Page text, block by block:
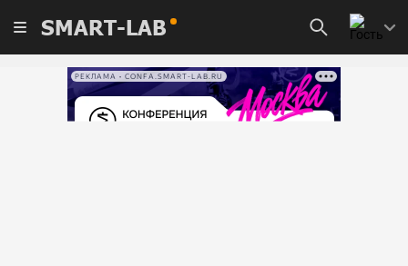
SMART-LAB
РЕКЛАМА • CONFA.SMART-LAB.RU